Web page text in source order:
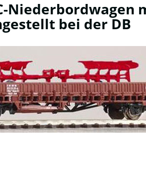
Niederbordwagen
bei der DB